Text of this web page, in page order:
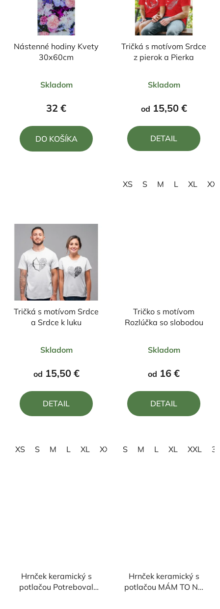
Nástenné hodiny Kvety
30x60cm
hodnotenie
produktu
z
Skladom
32 €
DO KOŠÍKA
Tričká s motívom Srdce
z pierok a Pierka
hodnotenie
produktu
je
z
Skladom
od 15,50 €
DETAIL
XS S M L XL
Tričká s motívom Srdce
a Srdce k luku
hodnotenie
produktu
je
5,0
z
Skladom
od 15,50 €
DETAIL
XS S M L XL XXL 3XL 4XL
Tričko s motívom
Rozlúčka so slobodou
hodnotenie
produktu
5,0
z
Skladom
od 16 €
DETAIL
S M L XL XXL
Hrnček keramický s
potlačou Potreboval
Hrnček keramický s
potlačou MÁM TO NA